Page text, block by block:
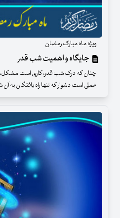
ویژه ماه مبارک رمضان
جایگاه و اهمیت شب قدر
چنان که درک شب قدر، کاری است مشکل،
عملی است دشوار که تنها راه یافتگان به